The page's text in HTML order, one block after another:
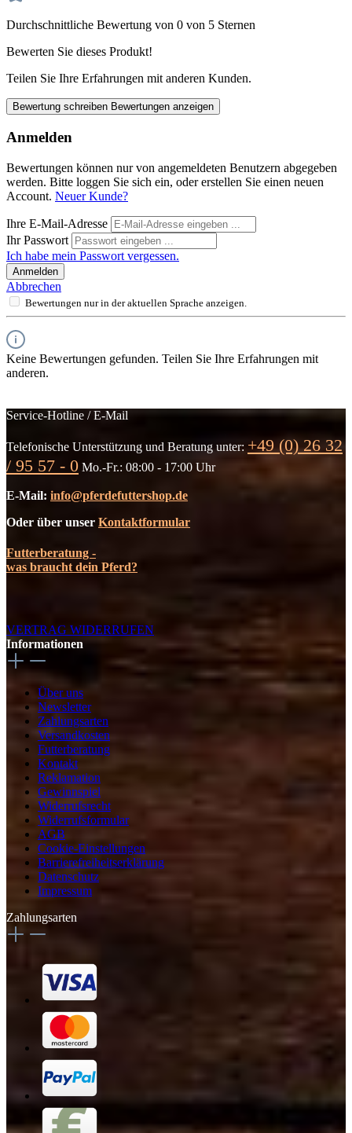
Durchschnittliche Bewertung von 0 von 5 Sternen
Bewerten Sie dieses Produkt!
Teilen Sie Ihre Erfahrungen mit anderen Kunden.
Bewertung schreiben Bewertungen anzeigen
Anmelden
Bewertungen können nur von angemeldeten Benutzern abgegeben
werden. Bitte loggen Sie sich ein, oder erstellen Sie einen neuen
Account. Neuer Kunde?
Ihre E-Mail-Adresse
Ihr Passwort
Ich habe mein Passwort vergessen.
Anmelden
Abbrechen
Bewertungen nur in der aktuellen Sprache anzeigen.
Keine Bewertungen gefunden. Teilen Sie Ihre Erfahrungen mit
anderen.
Service-Hotline / E-Mail
Telefonische Unterstützung und Beratung unter: +49 (0) 26 32
/ 95 57 - 0 Mo.-Fr.: 08:00 - 17:00 Uhr
E-Mail: info@pferdefuttershop.de
Oder über unser Kontaktformular
Futterberatung -
was braucht dein Pferd?
VERTRAG WIDERRUFEN
Informationen
Über uns
Newsletter
Zahlungsarten
Versandkosten
Futterberatung
Kontakt
Reklamation
Gewinnspiel
Widerrufsrecht
Widerrufsformular
AGB
Cookie-Einstellungen
Barrierefreiheitserklärung
Datenschutz
Impressum
Zahlungsarten